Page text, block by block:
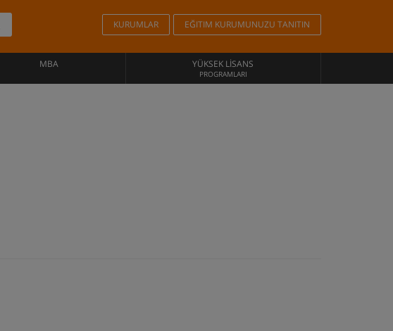
KURUMLAR EĞITIM KURUMUNUZU TANITIN
MBA YÜKSEK LISANS
PROGRAMLARI